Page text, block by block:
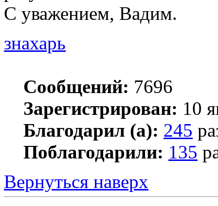
С уважением, Вадим.
знахарь
Сообщений: 7696
Зарегистрирован: 10
Благодарил (а): 245
Поблагодарили: 135
Вернуться наверх